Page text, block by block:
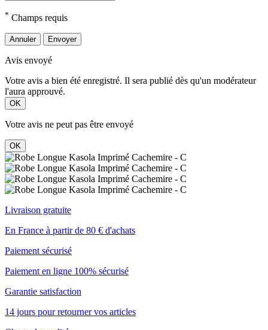
* Champs requis
Annuler Envoyer
Avis envoyé
Votre avis a bien été enregistré. Il sera publié dès qu'un modérateur
l'aura approuvé.
OK
Votre avis ne peut pas être envoyé
OK
Livraison gratuite
En France à partir de 80 € d'achats
Paiement sécurisé
Paiement en ligne 100% sécurisé
Garantie satisfaction
14 jours pour retourner vos articles